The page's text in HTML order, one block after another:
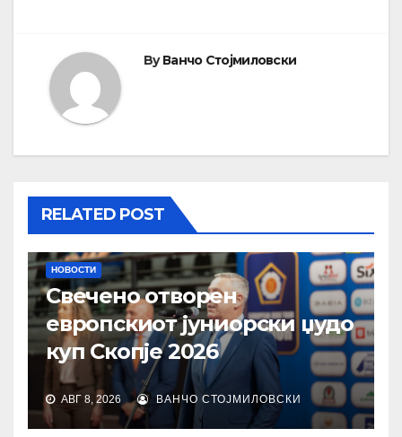
ByВанчо Стојмиловски
RELATED POST
НОВОСТИ
Свечено отворен
европскиот јуниорски џудо
куп Скопје 2026
АВГ 8, 2026 ВАНЧО СТОЈМИЛОВСКИ